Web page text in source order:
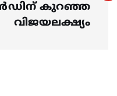
കുറഞ്ഞ
വിജയലക്ഷ്യം